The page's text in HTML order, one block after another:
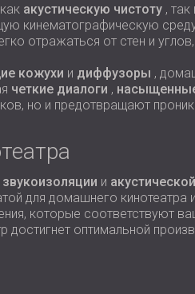
акустическую чистоту , так
кинематографическую
отражаться от стен и
кожухи и диффузоры ,
четкие диалоги ,
но и предотвращают
и
для домашнего кинотеатра
которые соответствуют
оптимальной